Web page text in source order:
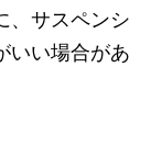
、サスペンシ
いい場合があ